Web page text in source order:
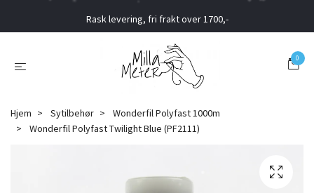
Rask levering, fri frakt over 1700,-
0
Hjem Sytilbehør
Wonderfil Polyfast 1000m
Wonderfil Polyfast Twilight Blue (PF2111)